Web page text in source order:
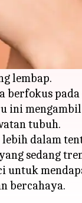
industri
lembap.
berfokus
ini
tubuh.
dalam
sedang
untuk